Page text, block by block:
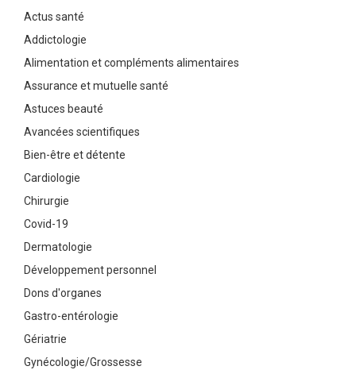
Actus santé
Addictologie
Alimentation et compléments alimentaires
Assurance et mutuelle santé
Astuces beauté
Avancées scientifiques
Bien-être et détente
Cardiologie
Chirurgie
Covid-19
Dermatologie
Développement personnel
Dons d'organes
Gastro-entérologie
Gériatrie
Gynécologie/Grossesse